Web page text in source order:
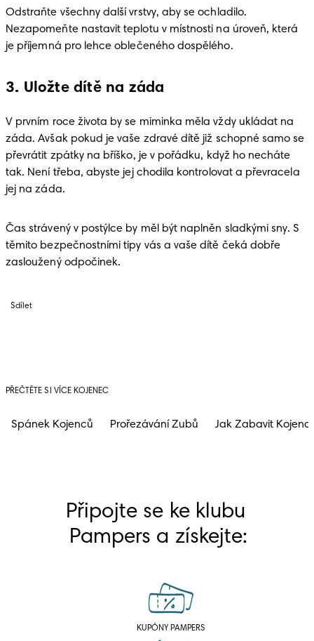
Odstraňte všechny další vrstvy, aby se ochladilo.
Nezapomeňte nastavit teplotu v místnosti na úroveň, která
je příjemná pro lehce oblečeného dospělého.
3. Uložte dítě na záda
V prvním roce života by se miminka měla vždy ukládat na
záda. Avšak pokud je vaše zdravé dítě již schopné samo se
převrátit zpátky na bříško, je v pořádku, když ho necháte
tak. Není třeba, abyste jej chodila kontrolovat a převracela
jej na záda.
Čas strávený v postýlce by měl být naplněn sladkými sny. S
těmito bezpečnostními tipy vás a vaše dítě čeká dobře
zasloužený odpočinek.
Sdílet
PŘEČTĚTE SI VÍCE KOJENEC
Spánek Kojenců Prořezávání Zubů Jak Zabavit
Připojte se ke klubu
Pampers a získejte:
KUPÓNY PAMPERS